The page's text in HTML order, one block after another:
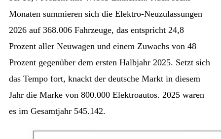
Monaten summieren sich die Elektro-Neuzulassungen
2026 auf 368.006 Fahrzeuge, das entspricht 24,8
Prozent aller Neuwagen und einem Zuwachs von 48
Prozent gegenüber dem ersten Halbjahr 2025. Setzt sich
das Tempo fort, knackt der deutsche Markt in diesem
Jahr die Marke von 800.000 Elektroautos. 2025 waren
es im Gesamtjahr 545.142.